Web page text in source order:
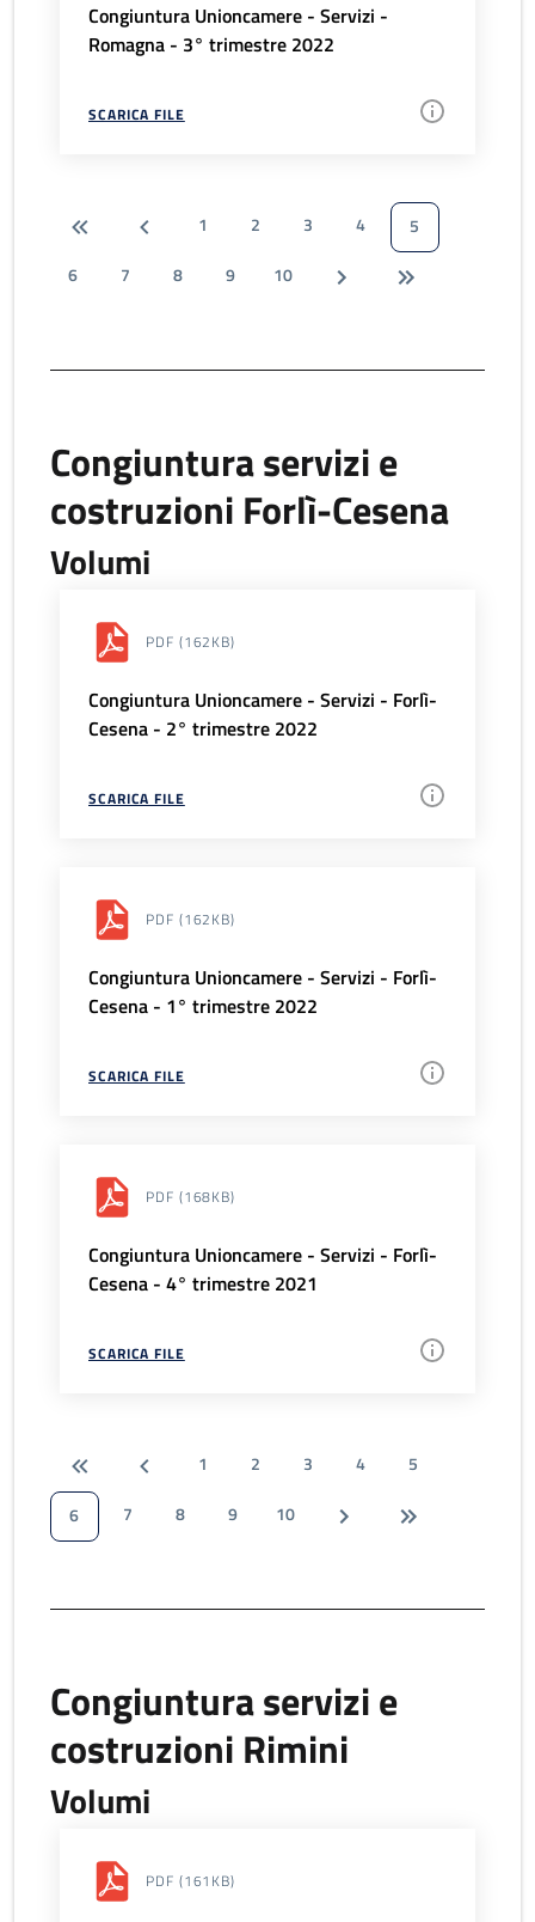
Congiuntura Unioncamere - Servizi -
Romagna - 3° trimestre 2022
SCARICA FILE
1 2 3 4
5
6
7 8 9 10
Congiuntura servizi e
costruzioni Forlì-Cesena
Volumi
PDF (162KB)
Congiuntura Unioncamere - Servizi - Forlì-
Cesena - 2° trimestre 2022
SCARICA FILE
PDF (162KB)
Congiuntura Unioncamere - Servizi - Forlì-
Cesena - 1° trimestre 2022
SCARICA FILE
PDF (168KB)
Congiuntura Unioncamere - Servizi - Forlì-
Cesena - 4° trimestre 2021
SCARICA FILE
1 2 3 4
5
6
7 8 9 10
Congiuntura servizi e
costruzioni Rimini
Volumi
PDF (161KB)